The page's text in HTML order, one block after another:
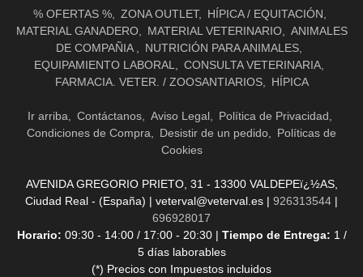
% OFERTAS % ZONA OUTLET
HÍPICA / EQUITACIÓN
MATERIAL GANADERO
MATERIAL VETERINARIO
ANIMALES
DE COMPAÑIA
NUTRICIÓN PARA ANIMALES
EQUIPAMIENTO LABORAL
CONSULTA VETERINARIA
FARMACIA. VETER. / ZOOSANTIARIOS
HÍPICA
Ir arriba Contáctanos Aviso Legal
Política de Privacidad
Condiciones de Compra
Desistir de un pedido
Políticas de
Cookies
AVENIDA GREGORIO PRIETO, 31 - 13300 VALDEPEï¿½AS,
Ciudad Real - (España) | veterval@veterval.es | 926313544 |
696928017
Horario: 09:30 - 14:00 / 17:00 - 20:30 | Tiempo de Entrega: 1 /
5 días laborables
(*) Precios con Impuestos incluidos